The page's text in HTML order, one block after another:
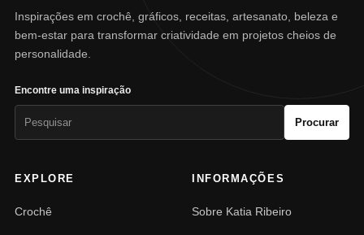
Inspirações em crochê, gráficos, receitas, artesanato, beleza e
bem-estar para transformar criatividade em projetos cheios de
personalidade.
Encontre uma inspiração
Procurar
EXPLORE
Crochê
INFORMAÇÕES
Sobre Katia Ribeiro